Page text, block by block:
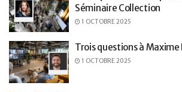
Séminaire Collection
1 OCTOBRE 2025
Trois questions à
1 OCTOBRE 2025